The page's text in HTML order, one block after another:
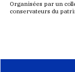
Organisées par un
conservateurs du